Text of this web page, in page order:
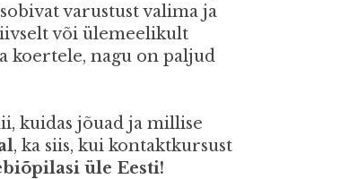
varustust valima ja
või ülemeelikult
koertele, nagu on paljud
kuidas jõuad ja millise
, ka siis, kui kontaktkursust
üle Eesti!